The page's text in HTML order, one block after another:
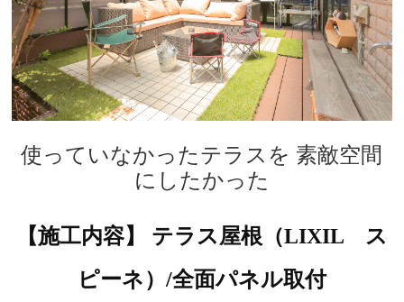
使っていなかったテラスを 素敵空間
にしたかった
【施工内容】 テラス屋根（LIXIL ス
ピーネ）/全面パネル取付